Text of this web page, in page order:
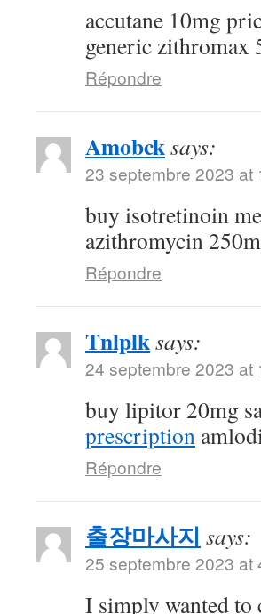
accutane 10mg
generic zithromax
Répondre
Amobcksays:
23 septembre 2023 at
buy isotretinoin
azithromycin
Répondre
Tnlplksays:
24 septembre 2023 at
buy lipitor 20mg
prescription
Répondre
출장마사지 says:
25 septembre 2023 at
I simply wanted to